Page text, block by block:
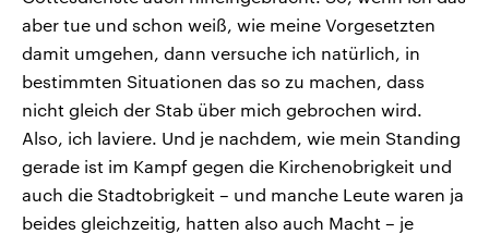
aber tue und schon weiß, wie meine Vorgesetzten
damit umgehen, dann versuche ich natürlich, in
bestimmten Situationen das so zu machen, dass
nicht gleich der Stab über mich gebrochen wird.
Also, ich laviere. Und je nachdem, wie mein Standing
gerade ist im Kampf gegen die Kirchenobrigkeit und
auch die Stadtobrigkeit – und manche Leute waren ja
beides gleichzeitig, hatten also auch Macht – je